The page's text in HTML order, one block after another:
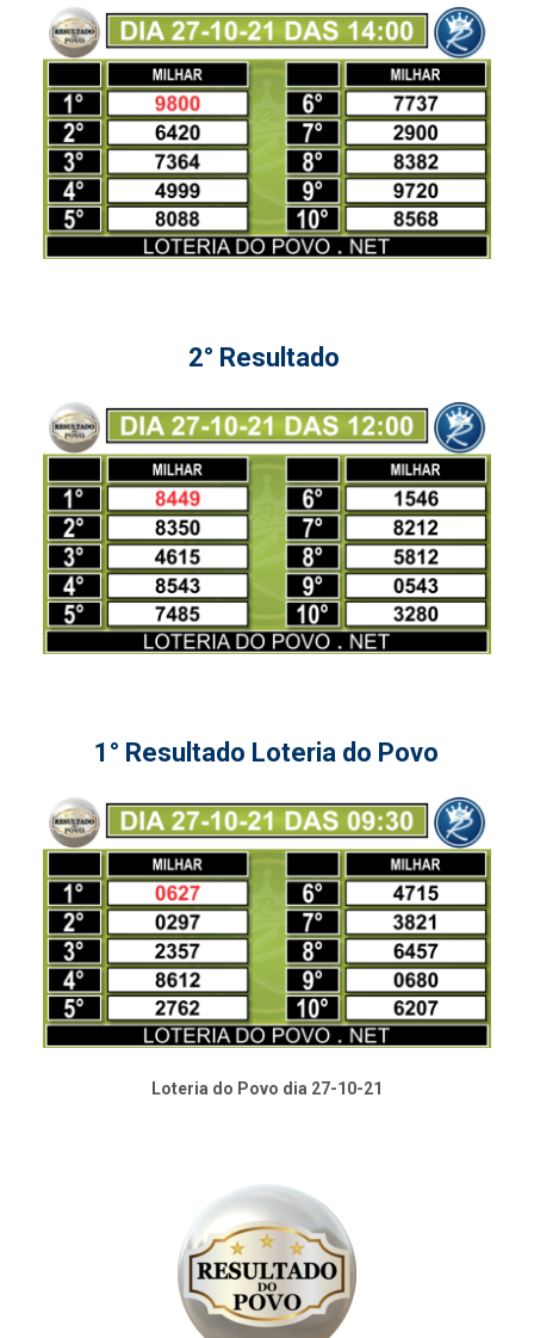
2° Resultado
1° Resultado Loteria do Povo
Loteria do Povo dia 27-10-21